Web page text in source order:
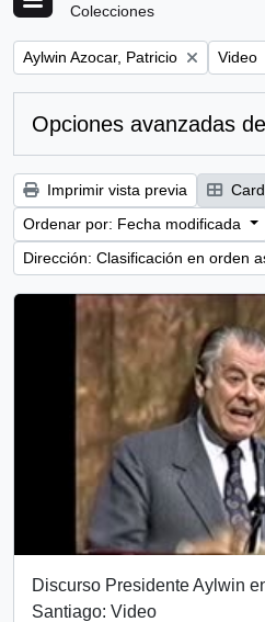
Colecciones
Remove filter:
Aylwin Azocar, Patricio Video
Opciones avanzadas
Imprimir vista previa
Ordenar por: Fecha modificada
Dirección: Clasificación en orden
Discurso Presidente Aylwin
Santiago: Video